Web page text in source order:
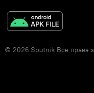
© 2026 Sputnik Все права